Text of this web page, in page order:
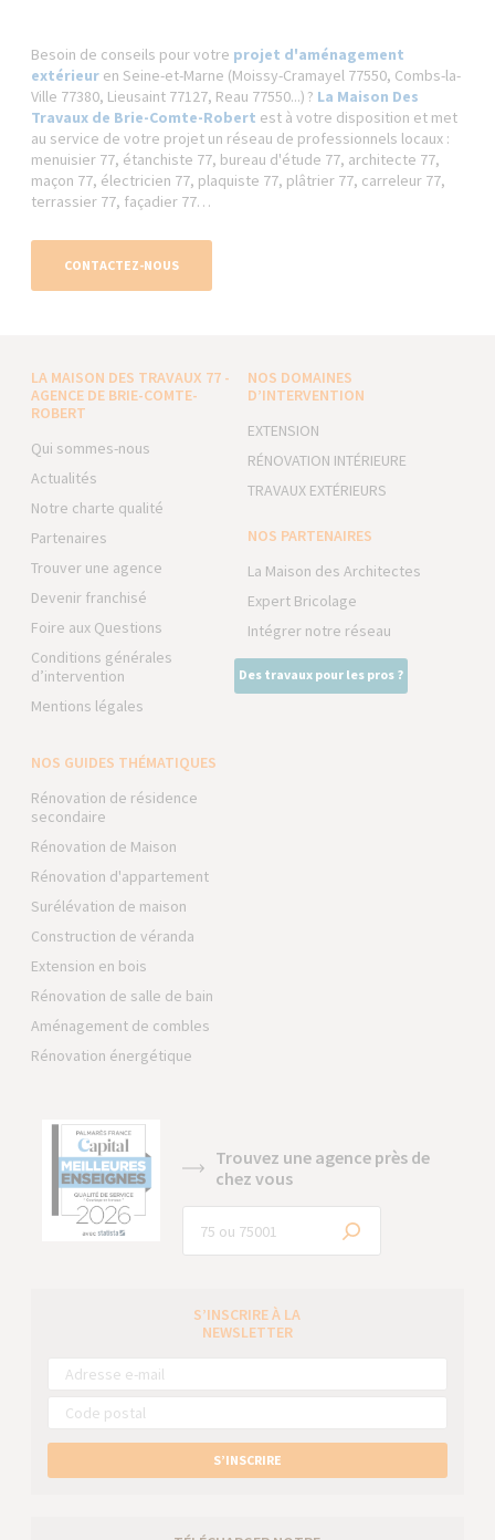
Besoin de conseils pour votre projet d'aménagement
extérieur en Seine-et-Marne (Moissy-Cramayel 77550, Combs-la-
Ville 77380, Lieusaint 77127, Reau 77550...) ? La Maison Des
Travaux de Brie-Comte-Robert est à votre disposition et met
au service de votre projet un réseau de professionnels locaux :
menuisier 77, étanchiste 77, bureau d'étude 77, architecte 77,
maçon 77, électricien 77, plaquiste 77, plâtrier 77, carreleur 77,
terrassier 77, façadier 77…
CONTACTEZ-NOUS
LA MAISON DES TRAVAUX 77 -
AGENCE DE BRIE-COMTE-
ROBERT
Qui sommes-nous
Actualités
Notre charte qualité
Partenaires
Trouver une agence
Devenir franchisé
Foire aux Questions
Conditions générales
d’intervention
Mentions légales
NOS DOMAINES
D’INTERVENTION
EXTENSION
RÉNOVATION INTÉRIEURE
TRAVAUX EXTÉRIEURS
NOS PARTENAIRES
La Maison des Architectes
Expert Bricolage
Intégrer notre réseau
Des travaux pour les pros ?
NOS GUIDES THÉMATIQUES
Rénovation de résidence
secondaire
Rénovation de Maison
Rénovation d'appartement
Surélévation de maison
Construction de véranda
Extension en bois
Rénovation de salle de bain
Aménagement de combles
Rénovation énergétique
Trouvez une agence près de
chez vous
S’INSCRIRE À LA
NEWSLETTER
S’INSCRIRE